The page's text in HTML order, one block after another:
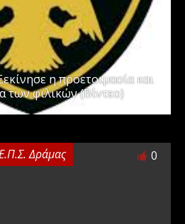
η προετοιμασία και
των φιλικών (Βίντεο)
Δράμας 0